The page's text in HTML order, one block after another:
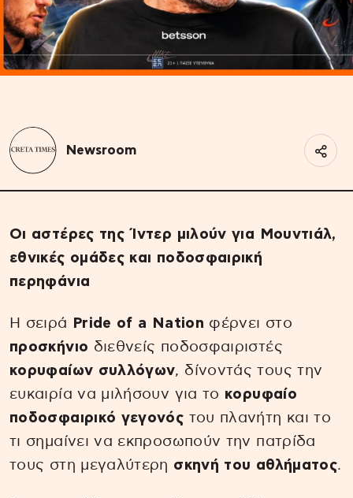
Newsroom
Οι αστέρες της Ίντερ μιλούν για Μουντιάλ,
εθνικές ομάδες και ποδοσφαιρική
περηφάνια
Η σειρά Pride of a Nation φέρνει στο
προσκήνιο διεθνείς ποδοσφαιριστές
κορυφαίων συλλόγων, δίνοντάς τους την
ευκαιρία να μιλήσουν για το κορυφαίο
ποδοσφαιρικό γεγονός του πλανήτη και το
τι σημαίνει να εκπροσωπούν την πατρίδα
τους στη μεγαλύτερη σκηνή του αθλήματος.